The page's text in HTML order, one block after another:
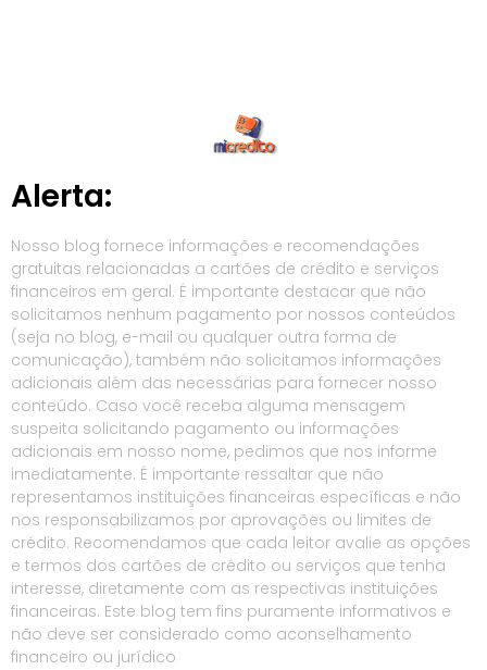
Alerta:
Nosso blog fornece informações e recomendações
gratuitas relacionadas a cartões de crédito e serviços
financeiros em geral. É importante destacar que não
solicitamos nenhum pagamento por nossos conteúdos
(seja no blog, e-mail ou qualquer outra forma de
comunicação), também não solicitamos informações
adicionais além das necessárias para fornecer nosso
conteúdo. Caso você receba alguma mensagem
suspeita solicitando pagamento ou informações
adicionais em nosso nome, pedimos que nos informe
imediatamente. É importante ressaltar que não
representamos instituições financeiras específicas e não
nos responsabilizamos por aprovações ou limites de
crédito. Recomendamos que cada leitor avalie as opções
e termos dos cartões de crédito ou serviços que tenha
interesse, diretamente com as respectivas instituições
financeiras. Este blog tem fins puramente informativos e
não deve ser considerado como aconselhamento
financeiro ou jurídico